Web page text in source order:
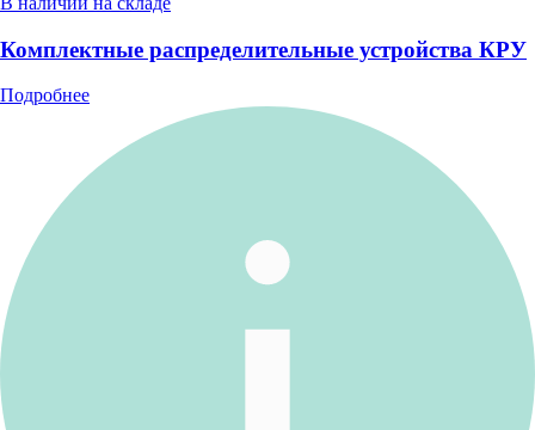
Комплектные распределительные устройства КРУ
Подробнее